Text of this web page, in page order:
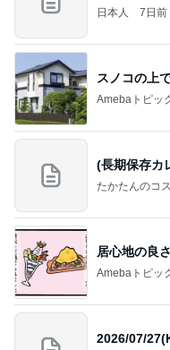
日本人 7日前
スノコの上
Amebaトピッ
(長期保存カ
たかたんのコ
居心地の良
Amebaトピッ
2026/07/